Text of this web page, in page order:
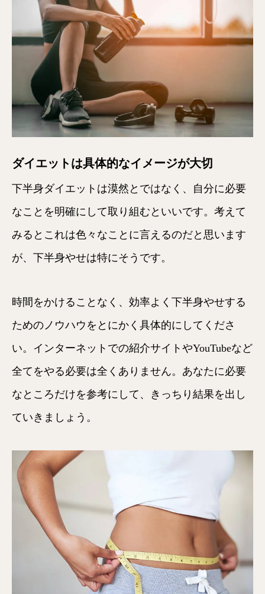
ダイエットは具体的なイメージが大切
下半身ダイエットは漠然とではなく、自分に必要
なことを明確にして取り組むといいです。考えて
みるとこれは色々なことに言えるのだと思います
が、下半身やせは特にそうです。
時間をかけることなく、効率よく下半身やせする
ためのノウハウをとにかく具体的にしてくださ
い。インターネットでの紹介サイトやYouTubeなど
全てをやる必要は全くありません。あなたに必要
なところだけを参考にして、きっちり結果を出し
ていきましょう。